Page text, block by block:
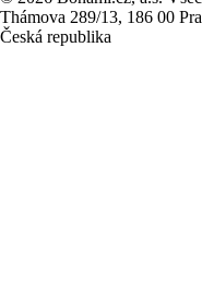
Thámova 289/13, 186 00
Česká republika